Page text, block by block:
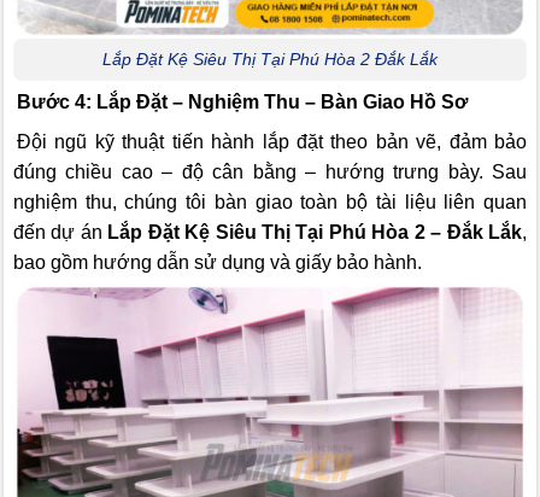
Lắp Đặt Kệ Siêu Thị Tại Phú Hòa 2 Đắk Lắk
Bước 4: Lắp Đặt – Nghiệm Thu – Bàn Giao Hồ Sơ
Đội ngũ kỹ thuật tiến hành lắp đặt theo bản vẽ, đảm bảo
đúng chiều cao – độ cân bằng – hướng trưng bày. Sau
nghiệm thu, chúng tôi bàn giao toàn bộ tài liệu liên quan
đến dự án Lắp Đặt Kệ Siêu Thị Tại Phú Hòa 2 – Đắk Lắk,
bao gồm hướng dẫn sử dụng và giấy bảo hành.